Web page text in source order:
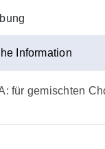
Information
für gemischten